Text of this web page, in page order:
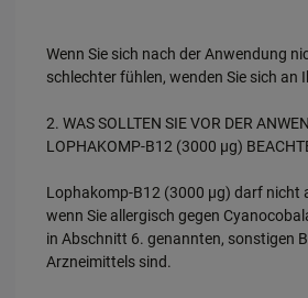
Wenn Sie sich nach der Anwendung
schlechter fühlen, wenden Sie sich an
2. WAS SOLLTEN SIE VOR DER
LOPHAKOMP-B12 (3000 µg)
Lophakomp-B12 (3000 µg) darf nicht
wenn Sie allergisch gegen
in Abschnitt 6. genannten, sonstigen
Arzneimittels sind.